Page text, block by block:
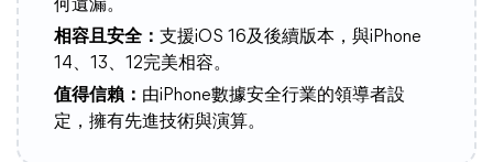
何遺漏。
相容且安全： 支援iOS 16及後續版本，與iPhone
14、13、12完美相容。
值得信賴： 由iPhone數據安全行業的領導者設
定，擁有先進技術與演算。